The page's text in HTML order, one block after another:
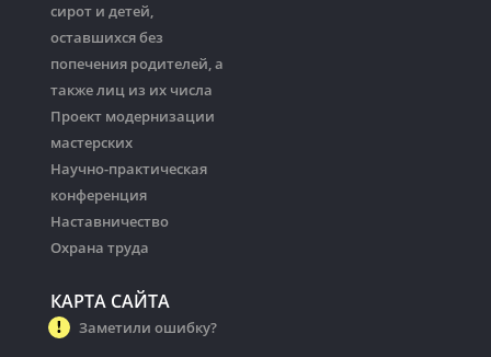
сирот и детей,
оставшихся без
попечения родителей, а
также лиц из их числа
Проект модернизации
мастерских
Научно-практическая
конференция
Наставничество
Охрана труда
КАРТА САЙТА
Заметили ошибку?